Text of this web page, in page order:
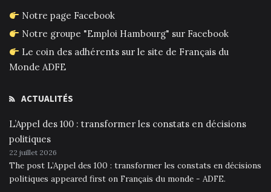
Notre page Facebook
Notre groupe "Emploi Hambourg" sur Facebook
Le coin des adhérents sur le site de Français du
Monde ADFE
ACTUALITÉS
L’Appel des 100 : transformer les constats en décisions
politiques
22 juillet 2026
The post L’Appel des 100 : transformer les constats en décisions
politiques appeared first on Français du monde - ADFE.